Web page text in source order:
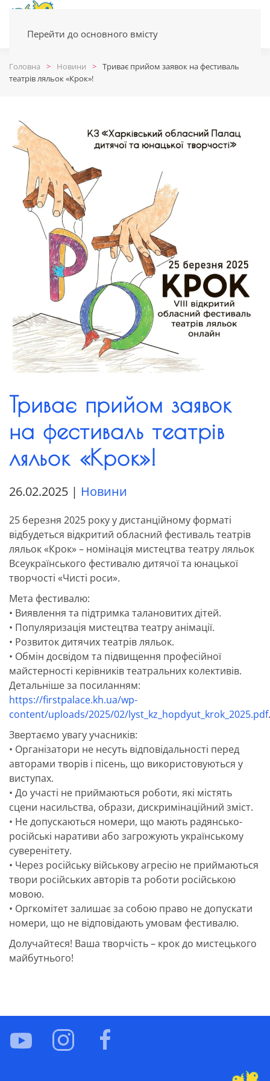
Перейти до основного вмісту
Головна Новини
Триває прийом заявок на фестиваль
театрів ляльок «Крок»!
Триває прийом заявок
на фестиваль театрів
ляльок «Крок»!
26.02.2025 | Новини
25 березня 2025 року у дистанційному форматі
відбудеться відкритий обласний фестиваль театрів
ляльок «Крок» – номінація мистецтва театру ляльок
Всеукраїнського фестивалю дитячої та юнацької
творчості «Чисті роси».
Мета фестивалю:
• Виявлення та підтримка талановитих дітей.
• Популяризація мистецтва театру анімації.
• Розвиток дитячих театрів ляльок.
• Обмін досвідом та підвищення професійної
майстерності керівників театральних колективів.
Детальніше за посиланням:
https://firstpalace.kh.ua/wp-
content/uploads/2025/02/lyst_kz_hopdyut_krok_2025.pdf.
Звертаємо увагу учасників:
• Організатори не несуть відповідальності перед
авторами творів і пісень, що використовуються у
виступах.
• До участі не приймаються роботи, які містять
сцени насильства, образи, дискримінаційний зміст.
• Не допускаються номери, що мають радянсько-
російські наративи або загрожують українському
суверенітету.
• Через російську військову агресію не приймаються
твори російських авторів та роботи російською
мовою.
• Оргкомітет залишає за собою право не допускати
номери, що не відповідають умовам фестивалю.
Долучайтеся! Ваша творчість – крок до мистецького
майбутнього!